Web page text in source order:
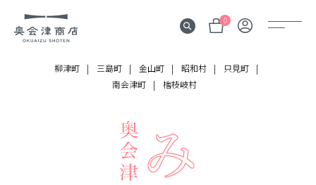
0
伝言板
柳津町 三島町 金山町 昭和村
只見町
南会津町
檜枝岐村